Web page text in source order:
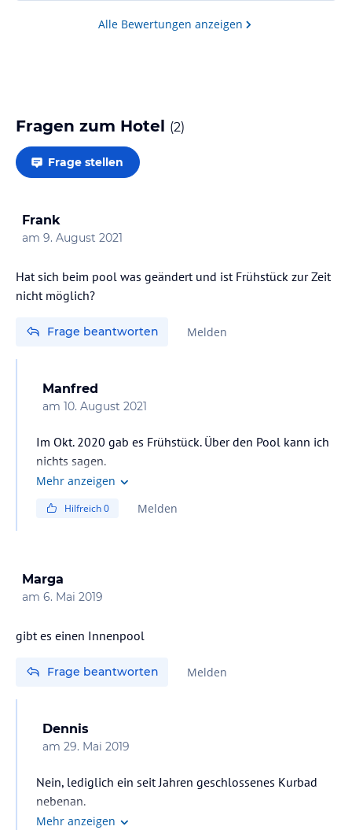
Alle Bewertungen anzeigen
Fragen zum Hotel (2)
Frage stellen
Frank
am 9. August 2021
Hat sich beim pool was geändert und ist Frühstück zur Zeit
nicht möglich?
Frage beantworten Melden
Manfred
am 10. August 2021
Im Okt. 2020 gab es Frühstück. Über den Pool kann ich
nichts sagen.
Mehr anzeigen
Hilfreich0 Melden
Marga
am 6. Mai 2019
gibt es einen Innenpool
Frage beantworten Melden
Dennis
am 29. Mai 2019
Nein, lediglich ein seit Jahren geschlossenes Kurbad
nebenan.
Mehr anzeigen